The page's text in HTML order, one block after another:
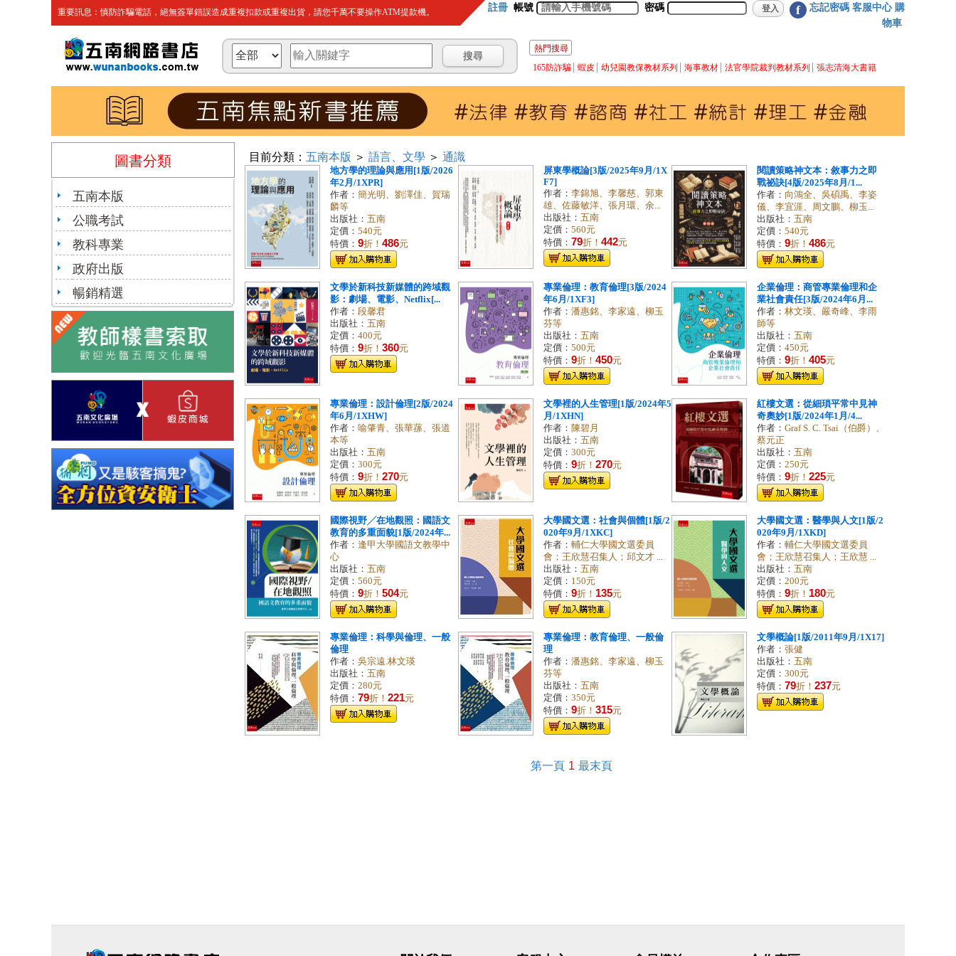
重要訊息：慎防詐騙電話，絕無簽單錯誤造成重複扣款或重複出貨，請您千萬不要操作ATM提款機。 註冊 帳號 密碼 f 忘記密碼 客服中心 購
物車
熱門搜尋
165防詐騙
蝦皮 幼兒園教保教材系列 海事教材 法官學院裁判教材系列 張志清海大書籍
圖書分類
五南本版
公職考試
教科專業
政府出版
暢銷精選
目前分類： 五南本版 ＞ 語言、文學 ＞ 通識
地方學的理論與應用[1版/2026
年2月/1XPR]
作者： 簡光明、劉澤佳、賀瑞
麟等
出版社： 五南
定價： 540元
特價： 9折！ 486元
屏東學概論[3版/2025年9月/1X
F7]
作者： 李錦旭、李馨慈、郭東
雄、佐藤敏洋、張月環、余...
出版社： 五南
定價： 560元
特價： 79折！ 442元
閱讀策略神文本：敘事力之即
戰祕訣[4版/2025年8月/1...
作者： 向鴻全、吳碩禹、李姿
儀、李宜涯、周文鵬、柳玉...
出版社： 五南
定價： 540元
特價： 9折！ 486元
文學於新科技新媒體的跨域觀
影：劇場、電影、Netflix[...
作者： 段馨君
出版社： 五南
定價： 400元
特價： 9折！ 360元
專業倫理：教育倫理[3版/2024
年6月/1XF3]
作者： 潘惠銘、李家遠、柳玉
芬等
出版社： 五南
定價： 500元
特價： 9折！ 450元
企業倫理：商管專業倫理和企
業社會責任[3版/2024年6月...
作者： 林文瑛、嚴奇峰、李雨
師等
出版社： 五南
定價： 450元
特價： 9折！ 405元
專業倫理：設計倫理[2版/2024
年6月/1XHW]
作者： 喻肇青、張華蓀、張道
本等
出版社： 五南
定價： 300元
特價： 9折！ 270元
文學裡的人生管理[1版/2024年5
月/1XHN]
作者： 陳碧月
出版社： 五南
定價： 300元
特價： 9折！ 270元
紅樓文選：從細瑣平常中見神
奇奧妙[1版/2024年1月/4...
作者： Graf S. C. Tsai（伯爵）、
蔡元正
出版社： 五南
定價： 250元
特價： 9折！ 225元
國際視野╱在地觀照：國語文
教育的多重面貌[1版/2024年...
作者： 逢甲大學國語文教學中
心
出版社： 五南
定價： 560元
特價： 9折！ 504元
大學國文選：社會與個體[1版/2
020年9月/1XKC]
作者： 輔仁大學國文選委員
會；王欣慧召集人；邱文才 ...
出版社： 五南
定價： 150元
特價： 9折！ 135元
大學國文選：醫學與人文[1版/2
020年9月/1XKD]
作者： 輔仁大學國文選委員
會；王欣慧召集人；王欣慧 ...
出版社： 五南
定價： 200元
特價： 9折！ 180元
專業倫理：科學與倫理、一般
倫理
作者： 吳宗遠.林文瑛
出版社： 五南
定價： 280元
特價： 79折！ 221元
專業倫理：教育倫理、一般倫
理
作者： 潘惠銘、李家遠、柳玉
芬等
出版社： 五南
定價： 350元
特價： 9折！ 315元
文學概論[1版/2011年9月/1X17]
作者： 張健
出版社： 五南
定價： 300元
特價： 79折！ 237元
第一頁 1 最末頁